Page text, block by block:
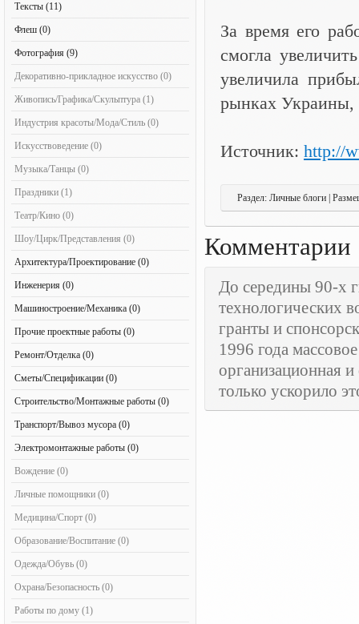
Тексты (11)
Флеш (0)
Фотография (9)
Декоративно-прикладное искусство (0)
Живопись/Графика/Скульптура (1)
Индустрия красоты/Мода/Стиль (0)
Искусствоведение (0)
Музыка/Танцы (0)
Праздники (1)
Театр/Кино (0)
Шоу/Цирк/Представления (0)
Архитектура/Проектирование (0)
Инженерия (0)
Машиностроение/Механика (0)
Прочие проектные работы (0)
Ремонт/Отделка (0)
Сметы/Спецификации (0)
Строительство/Монтажные работы (0)
Транспорт/Вывоз мусора (0)
Электромонтажные работы (0)
Вождение (0)
Личные помощники (0)
Медицина/Спорт (0)
Образование/Воспитание (0)
Одежда/Обувь (0)
Охрана/Безопасность (0)
Работы по дому (1)
За время его
смогла
увеличила
рынках
Источник: http://
Раздел: Личные блоги |
Комментарии
До середины 90-х
технологических
гранты и
1996 года
организационная
только ускорило